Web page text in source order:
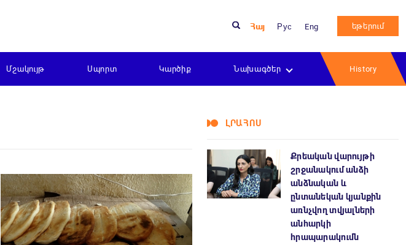
Հայ Рус Eng եթերում
Մշակույթ Սպորտ Կարծիք Նախագծեր History
ԼՐԱՀՈՍ
Քրեական վարույթի
շրջանակում անձի
անձնական և
ընտանեկան կյանքին
առնչվող տվյալների
անհարկի
հրապարակումն